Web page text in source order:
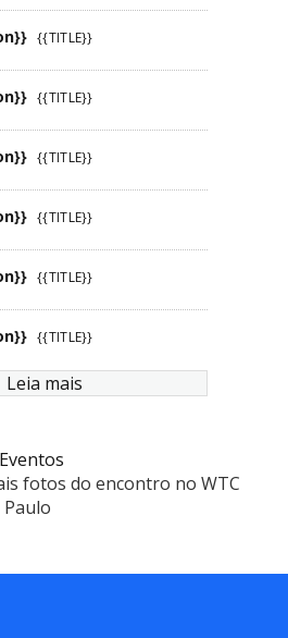
{{TITLE}}
{{TITLE}}
{{TITLE}}
{{TITLE}}
{{TITLE}}
{{TITLE}}
Leia mais
Eventos
fotos do encontro no WTC
Paulo